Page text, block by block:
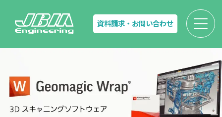
資料請求・お問い合わせ